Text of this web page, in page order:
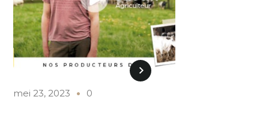
mei 23, 2023 0